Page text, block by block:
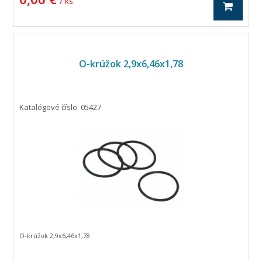
O-krúžok 2,9x6,46x1,78
Katalógové číslo: 05427
O-krúžok 2,9x6,46x1,78